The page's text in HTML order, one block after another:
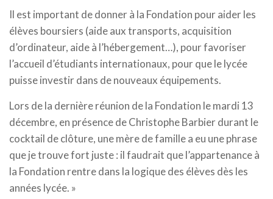
Il est important de donner à la Fondation pour aider les
élèves boursiers (aide aux transports, acquisition
d’ordinateur, aide à l’hébergement…), pour favoriser
l’accueil d’étudiants internationaux, pour que le lycée
puisse investir dans de nouveaux équipements.
Lors de la dernière réunion de la Fondation le mardi 13
décembre, en présence de Christophe Barbier durant le
cocktail de clôture, une mère de famille a eu une phrase
que je trouve fort juste : il faudrait que l’appartenance à
la Fondation rentre dans la logique des élèves dès les
années lycée. »